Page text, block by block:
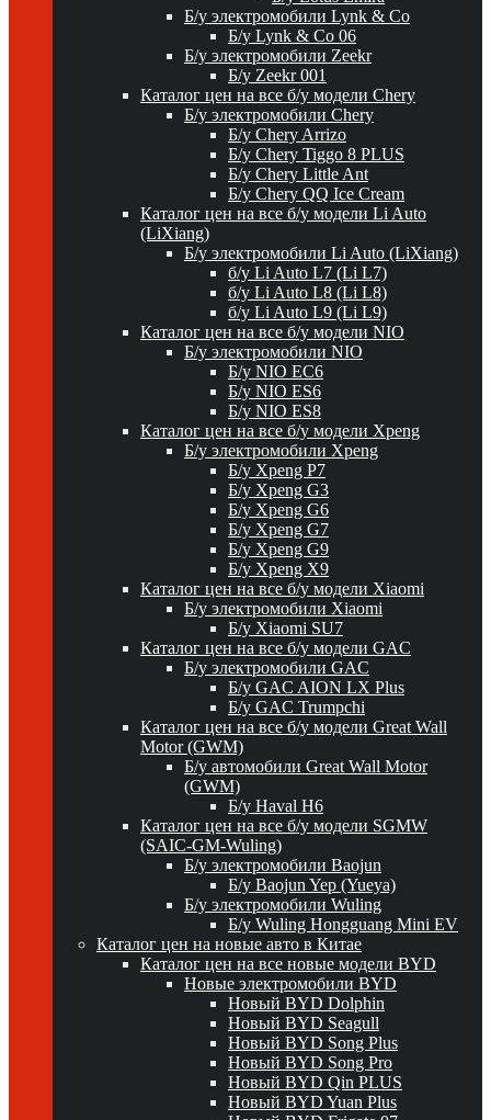
Б/у электромобили Lynk & Co
Б/у Lynk & Co 06
Б/у электромобили Zeekr
Б/у Zeekr 001
Каталог цен на все б/у модели Chery
Б/у электромобили Chery
Б/у Chery Arrizo
Б/у Chery Tiggo 8 PLUS
Б/у Chery Little Ant
Б/у Chery QQ Ice Cream
Каталог цен на все б/у модели Li Auto
(LiXiang)
Б/у электромобили Li Auto (LiXiang)
б/у Li Auto L7 (Li L7)
б/у Li Auto L8 (Li L8)
б/у Li Auto L9 (Li L9)
Каталог цен на все б/у модели NIO
Б/у электромобили NIO
Б/у NIO EC6
Б/у NIO ES6
Б/у NIO ES8
Каталог цен на все б/у модели Xpeng
Б/у электромобили Xpeng
Б/у Xpeng P7
Б/у Xpeng G3
Б/у Xpeng G6
Б/у Xpeng G7
Б/у Xpeng G9
Б/у Xpeng X9
Каталог цен на все б/у модели Xiaomi
Б/у электромобили Xiaomi
Б/у Xiaomi SU7
Каталог цен на все б/у модели GAC
Б/у электромобили GAC
Б/у GAC AION LX Plus
Б/у GAC Trumpchi
Каталог цен на все б/у модели Great Wall
Motor (GWM)
Б/у автомобили Great Wall Motor
(GWM)
Б/у Haval H6
Каталог цен на все б/у модели SGMW
(SAIC-GM-Wuling)
Б/у электромобили Baojun
Б/у Baojun Yep (Yueya)
Б/у электромобили Wuling
Б/у Wuling Hongguang Mini EV
Каталог цен на новые авто в Китае
Каталог цен на все новые модели BYD
Новые электромобили BYD
Новый BYD Dolphin
Новый BYD Seagull
Новый BYD Song Plus
Новый BYD Song Pro
Новый BYD Qin PLUS
Новый BYD Yuan Plus